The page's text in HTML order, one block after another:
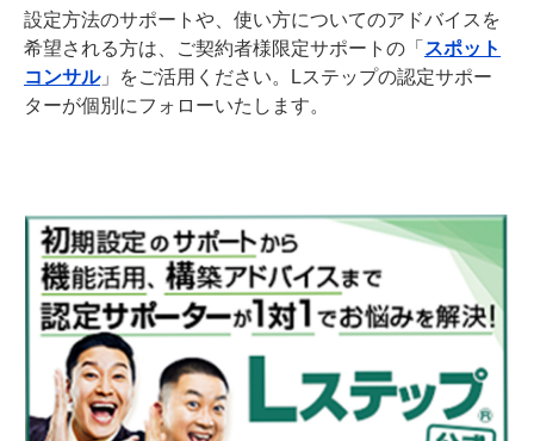
設定方法のサポートや、使い方についてのアドバイスを
希望される方は、ご契約者様限定サポートの「 スポット
コンサル」をご活用ください。
Lステップの認定サポー
ターが個別にフォローいたします。